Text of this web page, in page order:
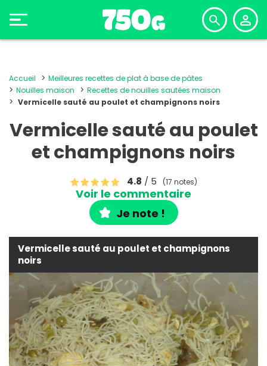
Accueil
Meilleures recettes de plat à base de pâtes
Nouilles maison
Recettes de nouilles sautées maison
Vermicelle sauté au poulet et champignons noirs
Vermicelle sauté au poulet
et champignons noirs
4.8 / 5 (17 notes)
Voir le commentaire
Je note !
Vermicelle sauté au poulet et champignons
noirs